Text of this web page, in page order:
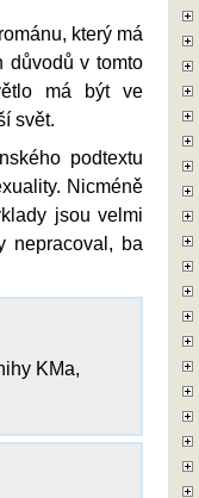
který má
důvodů v tomto
má být ve
svět.
podtextu
Nicméně
jsou velmi
nepracoval, ba
KMa,